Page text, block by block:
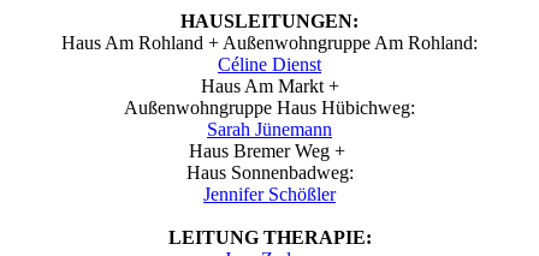
HAUSLEITUNGEN:
Haus Am Rohland + Außenwohngruppe Am Rohland:
Céline Dienst
Haus Am Markt +
Außenwohngruppe Haus Hübichweg:
Sarah Jünemann
Haus Bremer Weg +
Haus Sonnenbadweg:
Jennifer Schößler
LEITUNG THERAPIE: